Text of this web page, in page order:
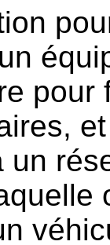
pour
un